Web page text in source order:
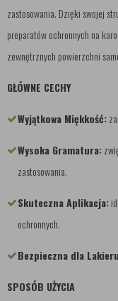
zastosowania. Dzięki swojej
preparatów ochronnych na
zewnętrznych powierzchni
GŁÓWNE CECHY
Wyjątkowa Miękkość:
Wysoka Gramatura:
zastosowania.
Skuteczna Aplikacja:
ochronnych.
Bezpieczna dla
SPOSÓB UŻYCIA